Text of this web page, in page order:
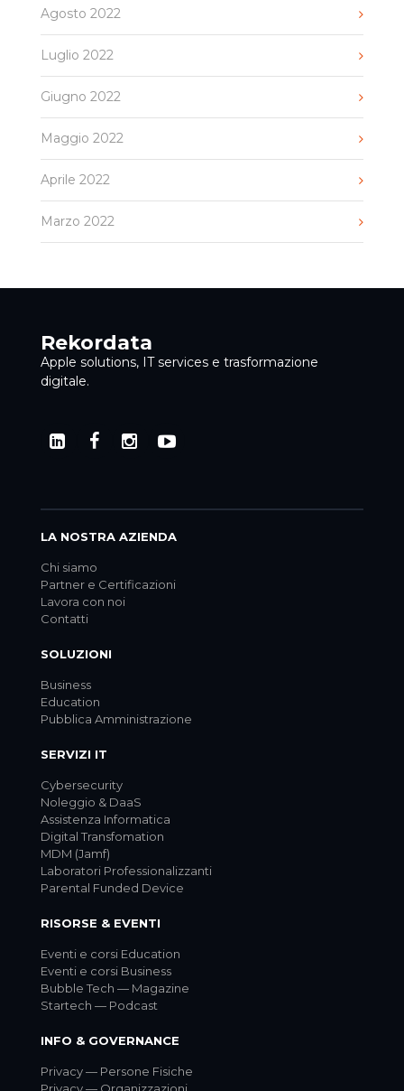
Agosto 2022
Luglio 2022
Giugno 2022
Maggio 2022
Aprile 2022
Marzo 2022
Rekordata
Apple solutions, IT services e trasformazione
digitale.
LA NOSTRA AZIENDA
Chi siamo
Partner e Certificazioni
Lavora con noi
Contatti
SOLUZIONI
Business
Education
Pubblica Amministrazione
SERVIZI IT
Cybersecurity
Noleggio & DaaS
Assistenza Informatica
Digital Transfomation
MDM (Jamf)
Laboratori Professionalizzanti
Parental Funded Device
RISORSE & EVENTI
Eventi e corsi Education
Eventi e corsi Business
Bubble Tech — Magazine
Startech — Podcast
INFO & GOVERNANCE
Privacy — Persone Fisiche